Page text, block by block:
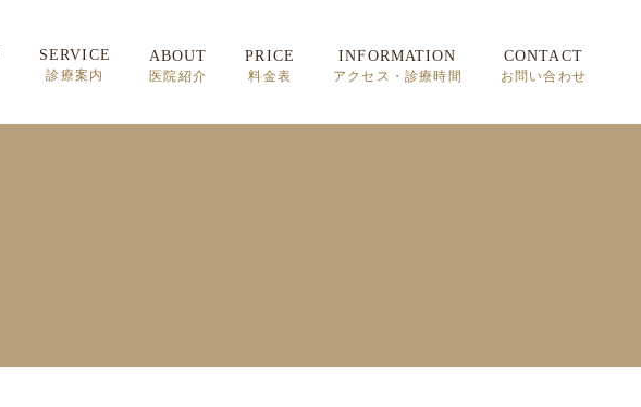
SERVICE
診療案内
ABOUT
医院紹介
PRICE
料金表
INFORMATION
アクセス・診療時間
CONTACT
お問い合わせ